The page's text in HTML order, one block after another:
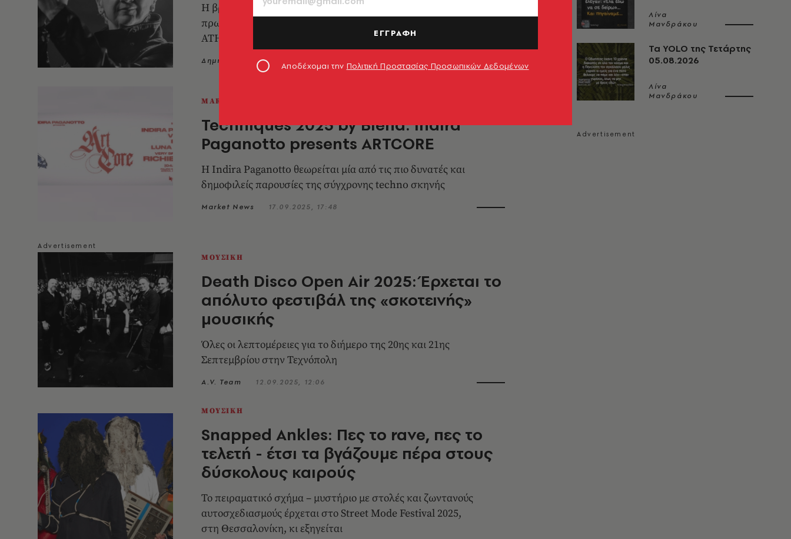
Η βρετανίδα ποιήτρια, τραγουδίστρια και συνθέτρια-
πρωτεργάτρια της ηλεκτρονικής μουσικής μιλάει στην
ATHENS VOICE για όλα
Δημήτρης Αθανασιάδης
MARKET
Techniques 2025 by Blend: Indira
Paganotto presents ARTCORE
Η Indira Paganotto θεωρείται μία από τις πιο δυνατές και
δημοφιλείς παρουσίες της σύγχρονης techno σκηνής
Market News 17.09.2025, 17:48
ΜΟΥΣΙΚΗ
Death Disco Open Air 2025: Έρχεται το
απόλυτο φεστιβάλ της «σκοτεινής»
μουσικής
Όλες οι λεπτομέρειες για το διήμερο της 20ης και 21ης
Σεπτεμβρίου στην Τεχνόπολη
A.V. Team 12.09.2025, 12:06
ΜΟΥΣΙΚΗ
Snapped Ankles: Πες το rave, πες το
τελετή - έτσι τα βγάζουμε πέρα στους
δύσκολους καιρούς
Το πειραματικό σχήμα – μυστήριο με στολές και ζωντανούς
αυτοσχεδιασμούς έρχεται στο Street Mode Festival 2025,
στη Θεσσαλονίκη, κι εξηγείται
Λίνα
Μανδράκου
Τα YOLO της Τετάρτης
05.08.2026
Λίνα
Μανδράκου
ΕΓΓΡΑΦΗ
Αποδέχομαι την Πολιτική Προστασίας Προσωπικών Δεδομένων